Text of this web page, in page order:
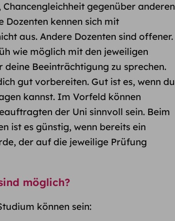
gegenüber anderen
Dozenten kennen sich mit
aus. Andere Dozenten sind offener.
wie möglich mit den jeweiligen
deine Beeinträchtigung zu sprechen.
gut vorbereiten. Gut ist es, wenn du
kannst. ​Im Vorfeld können
der Uni sinnvoll sein. Beim
ist es günstig, wenn bereits ein
der auf die jeweilige Prüfung
möglich?
können sein: